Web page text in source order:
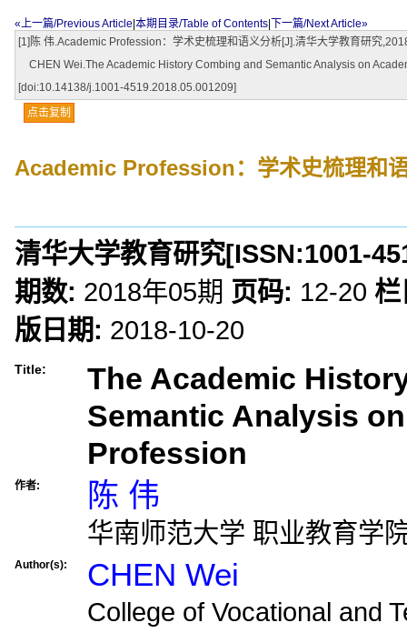
«上一篇/Previous Article 本期目录/Table of Contents
下一篇/Next Article»
[1]陈 伟.Academic Profession：学术史梳理和语义分析[J].清华大学教育研究
CHEN Wei.The Academic History Combing and Semantic Analysis on
[doi:10.14138/j.1001-4519.2018.05.001209]
点击复制
Academic Profession：学术史梳理和
清华大学教育研究[ISSN:1001-
期数: 2018年05期 页码: 12-20
版日期: 2018-10-20
Title:
The Academic
Semantic Analysis
Profession
作者: 陈 伟
华南师范大学 职业教育学
Author(s): CHEN Wei
College of Vocational and